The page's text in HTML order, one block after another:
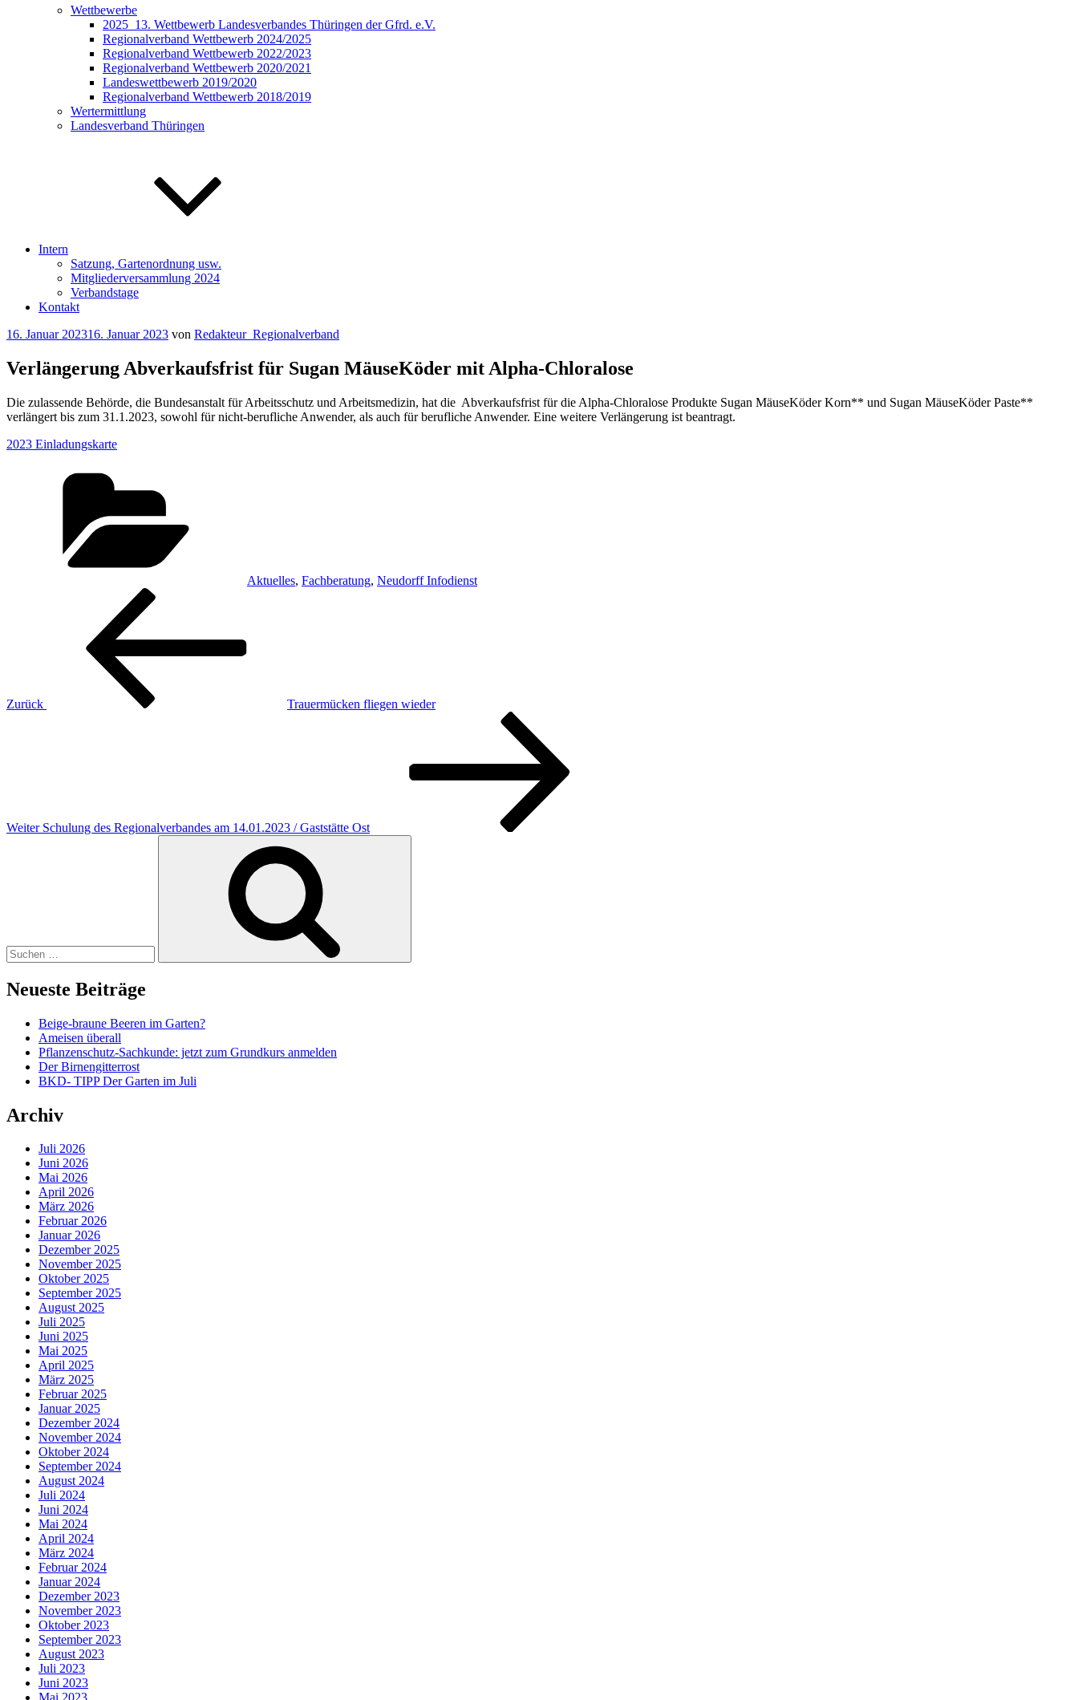
Wettbewerbe
2025_13. Wettbewerb Landesverbandes Thüringen der Gfrd. e.V.
Regionalverband Wettbewerb 2024/2025
Regionalverband Wettbewerb 2022/2023
Regionalverband Wettbewerb 2020/2021
Landeswettbewerb 2019/2020
Regionalverband Wettbewerb 2018/2019
Wertermittlung
Landesverband Thüringen
Intern
Satzung, Gartenordnung usw.
Mitgliederversammlung 2024
Verbandstage
Kontakt
Veröffentlicht
16. Januar 202316. Januar 2023 von Redakteur_Regionalverband
Verlängerung Abverkaufsfrist für Sugan MäuseKöder mit Alpha-Chloralose
Die zulassende Behörde, die Bundesanstalt für Arbeitsschutz und Arbeitsmedizin, hat die Abverkaufsfrist für die Alpha-Chloralose Produkte Sugan MäuseKöder Korn** und Sugan MäuseKöder Paste**
verlängert bis zum 31.1.2023, sowohl für nicht-berufliche Anwender, als auch für berufliche Anwender. Eine weitere Verlängerung ist beantragt.
2023 Einladungskarte
Aktuelles, Fachberatung, Neudorff Infodienst
Beitragsnavigation
Zurück
Trauermücken fliegen wieder
Weiter Schulung des Regionalverbandes am 14.01.2023 / Gaststätte Ost
Neueste Beiträge
Beige-braune Beeren im Garten?
Ameisen überall
Pflanzenschutz-Sachkunde: jetzt zum Grundkurs anmelden
Der Birnengitterrost
BKD- TIPP Der Garten im Juli
Archiv
Juli 2026
Juni 2026
Mai 2026
April 2026
März 2026
Februar 2026
Januar 2026
Dezember 2025
November 2025
Oktober 2025
September 2025
August 2025
Juli 2025
Juni 2025
Mai 2025
April 2025
März 2025
Februar 2025
Januar 2025
Dezember 2024
November 2024
Oktober 2024
September 2024
August 2024
Juli 2024
Juni 2024
Mai 2024
April 2024
März 2024
Februar 2024
Januar 2024
Dezember 2023
November 2023
Oktober 2023
September 2023
August 2023
Juli 2023
Juni 2023